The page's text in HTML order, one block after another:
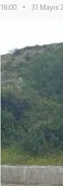
16:00 31 Mayıs